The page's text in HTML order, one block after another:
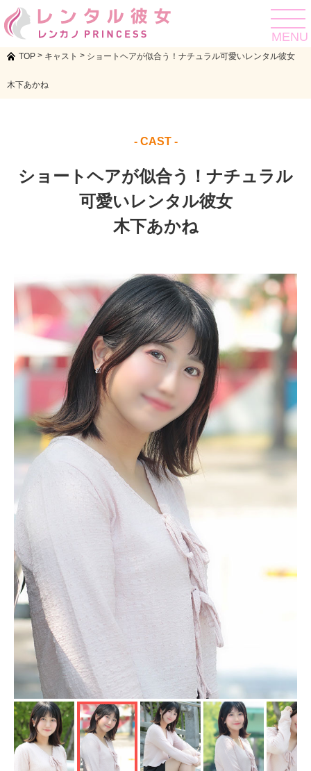
toggle
MENU
TOP > キャスト > ショートヘアが似合う！ナチュラル可愛いレンタル彼女
木下あかね
- CAST -
ショートヘアが似合う！ナチュラル
可愛いレンタル彼女
木下あかね